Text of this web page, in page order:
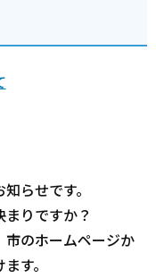
らせです。
りですか？
のホームページか
す。